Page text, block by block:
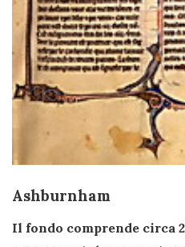
Ashburnham
Il fondo comprende circa